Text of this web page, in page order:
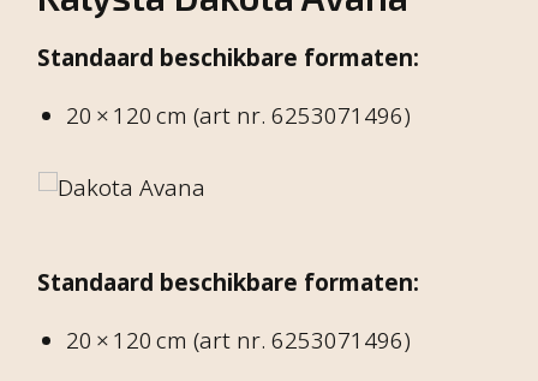
Standaard beschikbare formaten:
20 × 120 cm (art nr. 6253071496)
Standaard beschikbare formaten:
20 × 120 cm (art nr. 6253071496)